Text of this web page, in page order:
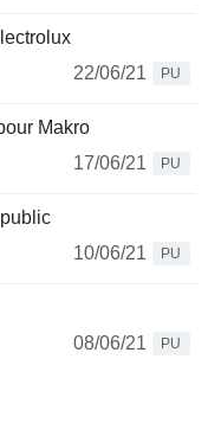
22/06/21
PU
Makro
17/06/21
PU
10/06/21
PU
08/06/21
PU